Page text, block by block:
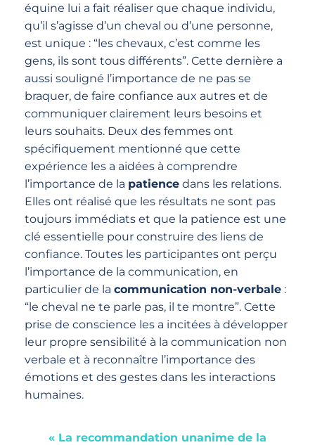
équine lui a fait réaliser que chaque individu,
qu’il s’agisse d’un cheval ou d’une personne,
est unique : “les chevaux, c’est comme les
gens, ils sont tous différents”. Cette dernière a
aussi souligné l’importance de ne pas se
braquer, de faire confiance aux autres et de
communiquer clairement leurs besoins et
leurs souhaits. Deux des femmes ont
spécifiquement mentionné que cette
expérience les a aidées à comprendre
l’importance de la patience dans les relations.
Elles ont réalisé que les résultats ne sont pas
toujours immédiats et que la patience est une
clé essentielle pour construire des liens de
confiance. Toutes les participantes ont perçu
l’importance de la communication, en
particulier de la communication non-verbale :
“le cheval ne te parle pas, il te montre”. Cette
prise de conscience les a incitées à développer
leur propre sensibilité à la communication non
verbale et à reconnaître l’importance des
émotions et des gestes dans les interactions
humaines.
« La recommandation unanime de la